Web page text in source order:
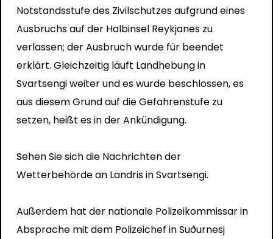
Notstandsstufe des Zivilschutzes aufgrund eines
Ausbruchs auf der Halbinsel Reykjanes zu
verlassen; der Ausbruch wurde für beendet
erklärt. Gleichzeitig läuft Landhebung in
Svartsengi weiter und es wurde beschlossen, es
aus diesem Grund auf die Gefahrenstufe zu
setzen, heißt es in der Ankündigung.
Sehen Sie sich die Nachrichten der
Wetterbehörde anLandris in Svartsengi.
Außerdem hat der nationale Polizeikommissar in
Absprache mit dem Polizeichef in Suðurnesj